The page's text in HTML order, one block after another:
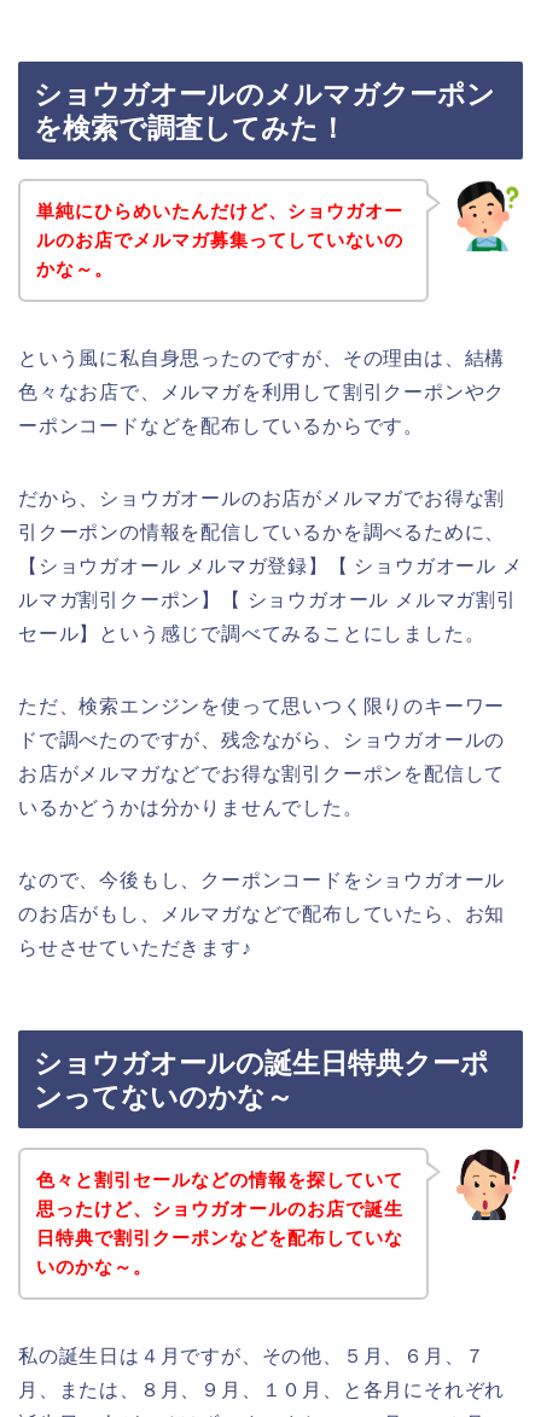
ショウガオールのメルマガクーポン
を検索で調査してみた！
単純にひらめいたんだけど、ショウガオー
ルのお店でメルマガ募集ってしていないの
かな～。
という風に私自身思ったのですが、その理由は、結構
色々なお店で、メルマガを利用して割引クーポンやク
ーポンコードなどを配布しているからです。
だから、ショウガオールのお店がメルマガでお得な割
引クーポンの情報を配信しているかを調べるために、
【ショウガオール メルマガ登録】【 ショウガオール メ
ルマガ割引クーポン】【 ショウガオール メルマガ割引
セール】という感じで調べてみることにしました。
ただ、検索エンジンを使って思いつく限りのキーワー
ドで調べたのですが、残念ながら、ショウガオールの
お店がメルマガなどでお得な割引クーポンを配信して
いるかどうかは分かりませんでした。
なので、今後もし、クーポンコードをショウガオール
のお店がもし、メルマガなどで配布していたら、お知
らせさせていただきます♪
ショウガオールの誕生日特典クーポ
ンってないのかな～
色々と割引セールなどの情報を探していて
思ったけど、ショウガオールのお店で誕生
日特典で割引クーポンなどを配布していな
いのかな～。
私の誕生日は４月ですが、その他、５月、６月、７
月、または、８月、９月、１０月、と各月にそれぞれ